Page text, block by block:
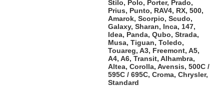
Stilo, Polo, Porter, Prado,
Prius, Punto, RAV4, RX, 500,
Amarok, Scorpio, Scudo,
Galaxy, Sharan, Inca, 147,
Idea, Panda, Qubo, Strada,
Musa, Tiguan, Toledo,
Touareg, A3, Freemont, A5,
A4, A6, Transit, Alhambra,
Altea, Corolla, Avensis, 500C /
595C / 695C, Croma, Chrysler,
Standard